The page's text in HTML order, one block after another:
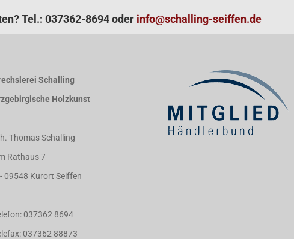
Tel.: 037362-8694 oder info@schalling-seiffen.de
Schalling
Holzkunst
Thomas Schalling
Rathaus 7
- 09548 Kurort Seiffen
037362 8694
037362 88873